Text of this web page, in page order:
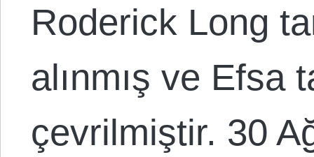
Roderick Long
alınmış ve Efsa
çevrilmiştir. 30